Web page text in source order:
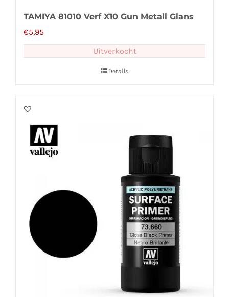
TAMIYA 81010 Verf X10 Gun Metall Glans
€5,95
Uitverkocht
Details